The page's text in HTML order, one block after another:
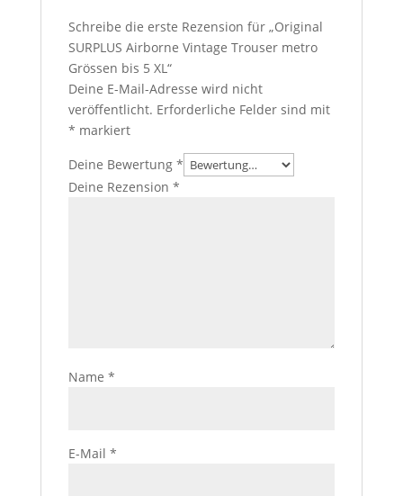
Schreibe die erste Rezension für „Original
SURPLUS Airborne Vintage Trouser metro
Grössen bis 5 XL“
Deine E-Mail-Adresse wird nicht
veröffentlicht. Erforderliche Felder sind mit
* markiert
Deine Bewertung *
Deine Rezension *
Name *
E-Mail *